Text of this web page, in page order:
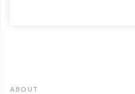
ABOUT